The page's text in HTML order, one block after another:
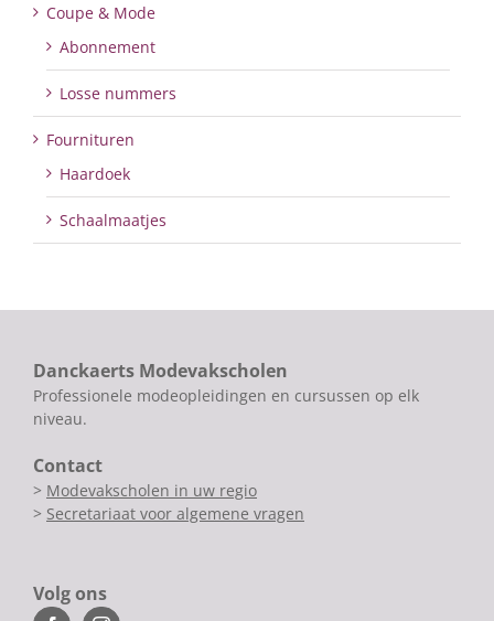
Coupe & Mode
Abonnement
Losse nummers
Fournituren
Haardoek
Schaalmaatjes
Danckaerts Modevakscholen
Professionele modeopleidingen en cursussen op elk
niveau.
Contact
> Modevakscholen in uw regio
> Secretariaat voor algemene vragen
Volg ons